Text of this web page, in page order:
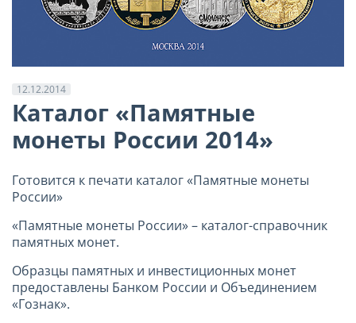
12.12.2014
Каталог «Памятные
монеты России 2014»
Готовится к печати каталог «Памятные монеты
России»
«Памятные монеты России» – каталог-справочник
памятных монет.
Образцы памятных и инвестиционных монет
предоставлены Банком России и Объединением
«Гознак».